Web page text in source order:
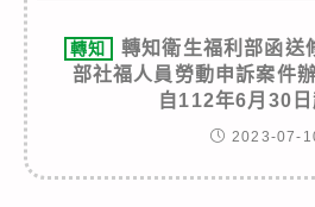
轉知
轉知衛生福利部函送
部社福人員勞動申訴案件
自112年6月30
2023-07-